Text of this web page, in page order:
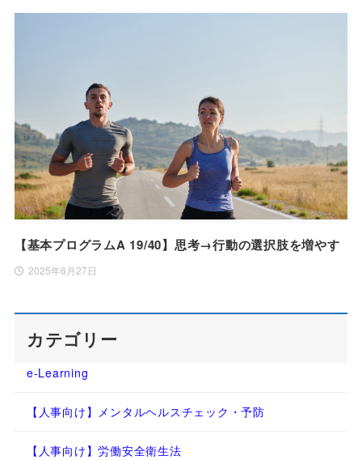
【基本プログラムA 19/40】思考→行動の選択肢を増やす
2025年6月27日
カテゴリー
e-Learning
【人事向け】メンタルヘルスチェック・予防
【人事向け】労働安全衛生法